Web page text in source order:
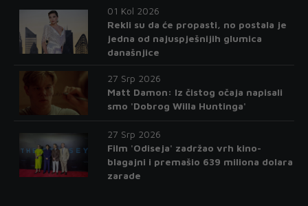
01 Kol 2026
Rekli su da će propasti, no postala je
jedna od najuspješnijih glumica
današnjice
27 Srp 2026
Matt Damon: Iz čistog očaja napisali
smo 'Dobrog Willa Huntinga'
27 Srp 2026
Film 'Odiseja' zadržao vrh kino-
blagajni i premašio 639 miliona dolara
zarade